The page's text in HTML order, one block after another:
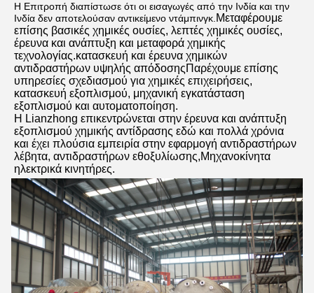
Η Επιτροπή διαπίστωσε ότι οι εισαγωγές από την Ινδία και την
Ινδία δεν αποτελούσαν αντικείμενο ντάμπινγκ.Μεταφέρουμε
επίσης βασικές χημικές ουσίες, λεπτές χημικές ουσίες,
έρευνα και ανάπτυξη και μεταφορά χημικής
τεχνολογίας.κατασκευή και έρευνα χημικών
αντιδραστήρων υψηλής απόδοσηςΠαρέχουμε επίσης
υπηρεσίες σχεδιασμού για χημικές επιχειρήσεις,
κατασκευή εξοπλισμού, μηχανική εγκατάσταση
εξοπλισμού και αυτοματοποίηση.
Η Lianzhong επικεντρώνεται στην έρευνα και ανάπτυξη
εξοπλισμού χημικής αντίδρασης εδώ και πολλά χρόνια
και έχει πλούσια εμπειρία στην εφαρμογή αντιδραστήρων
λέβητα, αντιδραστήρων εθοξυλίωσης,Μηχανοκίνητα
ηλεκτρικά κινητήρες.